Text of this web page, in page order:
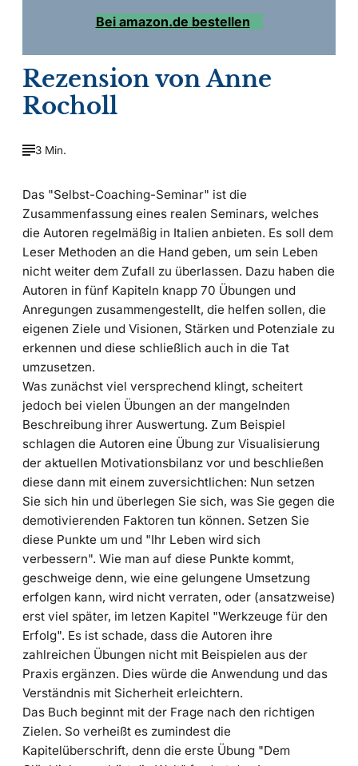
Bei amazon.de bestellen
Rezension von Anne
Rocholl
3 Min.
Das "Selbst-Coaching-Seminar" ist die
Zusammenfassung eines realen Seminars, welches
die Autoren regelmäßig in Italien anbieten. Es soll dem
Leser Methoden an die Hand geben, um sein Leben
nicht weiter dem Zufall zu überlassen. Dazu haben die
Autoren in fünf Kapiteln knapp 70 Übungen und
Anregungen zusammengestellt, die helfen sollen, die
eigenen Ziele und Visionen, Stärken und Potenziale zu
erkennen und diese schließlich auch in die Tat
umzusetzen.
Was zunächst viel versprechend klingt, scheitert
jedoch bei vielen Übungen an der mangelnden
Beschreibung ihrer Auswertung. Zum Beispiel
schlagen die Autoren eine Übung zur Visualisierung
der aktuellen Motivationsbilanz vor und beschließen
diese dann mit einem zuversichtlichen: Nun setzen
Sie sich hin und überlegen Sie sich, was Sie gegen die
demotivierenden Faktoren tun können. Setzen Sie
diese Punkte um und "Ihr Leben wird sich
verbessern". Wie man auf diese Punkte kommt,
geschweige denn, wie eine gelungene Umsetzung
erfolgen kann, wird nicht verraten, oder (ansatzweise)
erst viel später, im letzen Kapitel "Werkzeuge für den
Erfolg". Es ist schade, dass die Autoren ihre
zahlreichen Übungen nicht mit Beispielen aus der
Praxis ergänzen. Dies würde die Anwendung und das
Verständnis mit Sicherheit erleichtern.
Das Buch beginnt mit der Frage nach den richtigen
Zielen. So verheißt es zumindest die
Kapitelüberschrift, denn die erste Übung "Dem